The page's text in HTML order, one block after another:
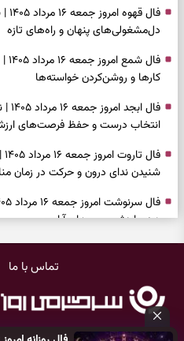
دل‌مشغولی‌های پنهان و راه‌های تازه
کارها و روشن‌کردن خواسته‌ها
انتخاب درست و حفظ فرصت‌های
شنیدن ندای درون و حرکت در زمان
دیدن ارزش مسیرهای آرام
آسان شدن فوری کارهای سخت
نگه‌داشتن چیزهای ارزشمند
تماس با ما